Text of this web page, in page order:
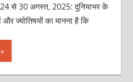
24 से 30 अगस्‍त, 2025: दुनियाभर के
ज्‍योतिषयों का मानना है कि